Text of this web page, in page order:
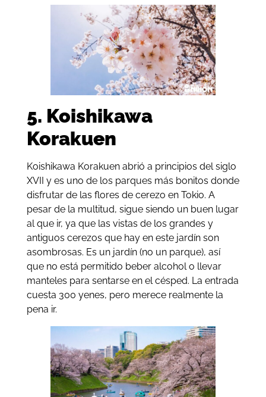
5. Koishikawa
Korakuen
Koishikawa Korakuen abrió a principios del siglo
XVII y es uno de los parques más bonitos donde
disfrutar de las flores de cerezo en Tokio. A
pesar de la multitud, sigue siendo un buen lugar
al que ir, ya que las vistas de los grandes y
antiguos cerezos que hay en este jardín son
asombrosas. Es un jardín (no un parque), así
que no está permitido beber alcohol o llevar
manteles para sentarse en el césped. La entrada
cuesta 300 yenes, pero merece realmente la
pena ir.